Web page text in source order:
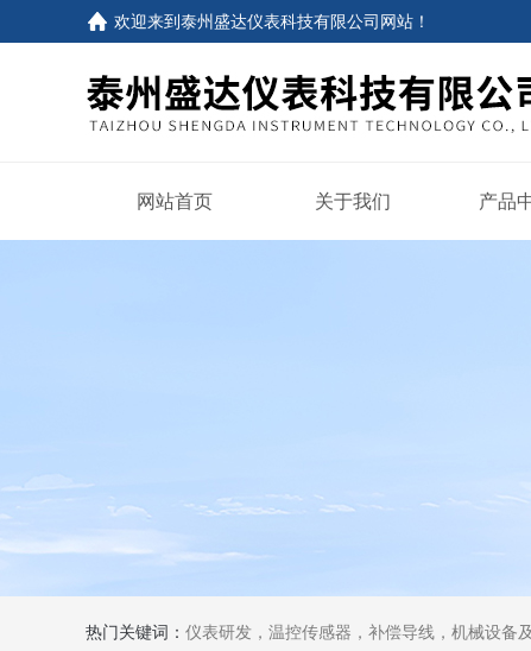
欢迎来到泰州盛达仪表科技有限公司网站 ！
网站首页 关于我们 产品
热门关键词： 仪表研发，温控传感器，补偿导线，机械设备